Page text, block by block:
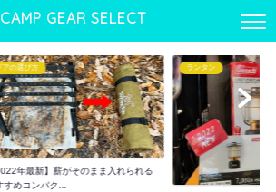
CAMP GEAR SELECT
アの選び方
年最新】薪がそのまま入れられる
すめコンパク...
ランタン